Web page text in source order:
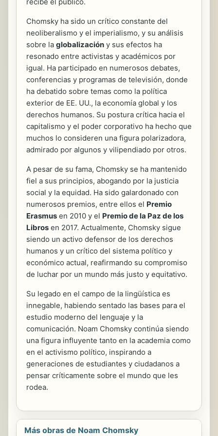
Chomsky ha sido un crítico constante del
neoliberalismo y el imperialismo, y su análisis
sobre la globalización y sus efectos ha
resonado entre activistas y académicos por
igual. Ha participado en numerosos debates,
conferencias y programas de televisión, donde
ha debatido sobre temas como la política
exterior de EE. UU., la economía global y los
derechos humanos. Su postura crítica hacia el
capitalismo y el poder corporativo ha hecho que
muchos lo consideren una figura polarizadora,
admirado por algunos y vilipendiado por otros.
A pesar de su fama, Chomsky se ha mantenido
fiel a sus principios, abogando por la justicia
social y la equidad. Ha sido galardonado con
numerosos premios, entre ellos el Premio
Erasmus en 2010 y el Premio de la Paz de los
Libros en 2017. Actualmente, Chomsky sigue
siendo un activo defensor de los derechos
humanos y un crítico del sistema político y
económico actual, reafirmando su compromiso
de luchar por un mundo más justo y equitativo.
Su legado en el campo de la lingüística es
innegable, habiendo sentado las bases para el
estudio moderno del lenguaje y la
comunicación. Noam Chomsky continúa siendo
una figura influyente tanto en la academia como
en el activismo político, inspirando a
generaciones de estudiantes y ciudadanos a
pensar críticamente sobre el mundo que les
rodea.
Más obras de Noam Chomsky